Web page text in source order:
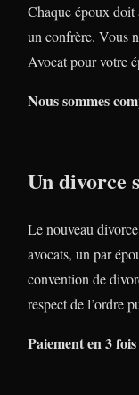
Chaque époux doit
un confrère. Vous
Avocat pour votre
Nous sommes
Un divorce
Le nouveau
avocats, un par
convention de
respect de l’ordre
Paiement en 3